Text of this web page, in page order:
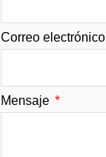
Correo electrónico
Mensaje